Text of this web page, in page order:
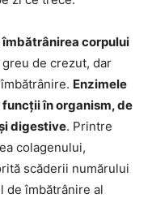
corpului
de crezut, dar
Enzimele
în organism, de
digestive. Printre
colagenului,
scăderii numărului
de îmbătrânire al